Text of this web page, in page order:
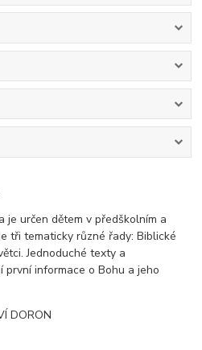
je určen dětem v předškolním a
tři tematicky různé řady: Biblické
Jednoduché texty a
první informace o Bohu a jeho
DORON